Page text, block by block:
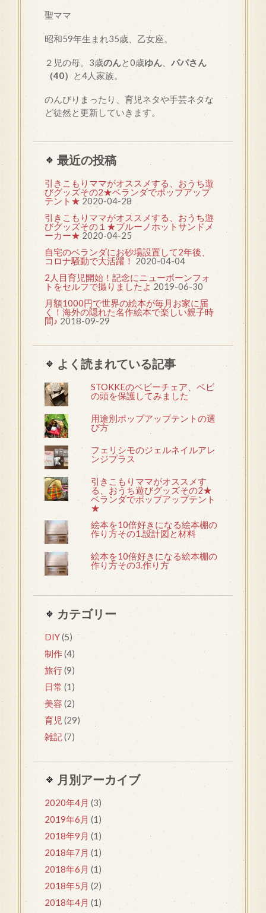
聖ママ
昭和59年生まれ35歳、乙女座。
２児の母。3歳のんと0歳ゆん
パパさん
（40）
と4人家族。
のんびりまったり、育児ネタや手芸ネタな
ど徒然と更新していきます。
最近の投稿
引きこもりママがオススメする、おうち遊
びグッズその2★ベランダでポップアップ
テント★ 2020-04-28
引きこもりママがオススメする、おうち遊
びグッズその１★ブルーノホットサンドメ
ーカー★ 2020-04-25
自宅のベランダにお砂場設置して2年後、
コロナ騒動で大活躍！ 2020-04-04
2人目育児開始！記念にニューボーンフォ
トをセルフで撮りましたよ 2019-06-30
月額1000円で世界の絵本が毎月お家に届
く！海外の隠れた名作絵本で楽しい親子時
間♪ 2018-09-29
よく読まれている記事
STOKKEのベビーチェア、ベビ
の頭を保護してみました
用途別ポップアップテントの選
び方
フェリシモのジェルネイルアレ
ンジプラス
引きこもりママがオススメす
る、おうち遊びグッズその2★
ベランダでポップアップテント
★
絵本を10倍好きになる絵本棚の
作り方その1.設計図と材料
絵本を10倍好きになる絵本棚の
作り方その3.作り方
カテゴリー
DIY(5)
制作(4)
旅行(9)
日常 (1)
美容 (2)
育児 (29)
雑記(7)
月別アーカイブ
2020年4月 (3)
2019年6月 (1)
2018年9月 (1)
2018年7月 (1)
2018年6月 (1)
2018年5月 (2)
2018年4月 (1)